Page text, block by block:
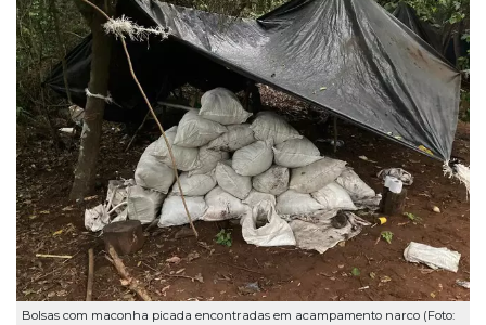
Bolsas com maconha picada encontradas em acampamento narco (Foto: